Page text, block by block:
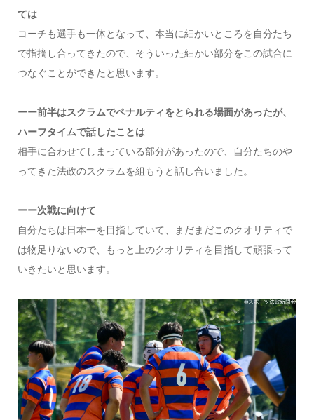
ては
コーチも選手も一体となって、本当に細かいところを自分たち
で指摘し合ってきたので、そういった細かい部分をこの試合に
つなぐことができたと思います。
ーー前半はスクラムでペナルティをとられる場面があったが、
ハーフタイムで話したことは
相手に合わせてしまっている部分があったので、自分たちのや
ってきた法政のスクラムを組もうと話し合いました。
ーー次戦に向けて
自分たちは日本一を目指していて、まだまだこのクオリティで
は物足りないので、もっと上のクオリティを目指して頑張って
いきたいと思います。